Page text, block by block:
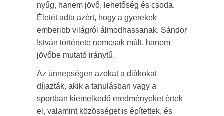
nyűg, hanem jövő, lehetőség és csoda.
Életét adta azért, hogy a gyerekek
emberibb világról álmodhassanak. Sándor
István története nemcsak múlt, hanem
jövőbe mutató iránytű.
Az ünnepségen azokat a diákokat
díjazták, akik a tanulásban vagy a
sportban kiemelkedő eredményeket értek
el, valamint közösséget is építettek, és